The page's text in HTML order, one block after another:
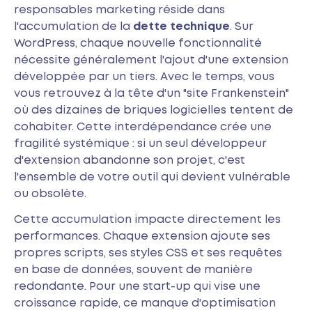
responsables marketing réside dans
l'accumulation de la dette technique. Sur
WordPress, chaque nouvelle fonctionnalité
nécessite généralement l'ajout d'une extension
développée par un tiers. Avec le temps, vous
vous retrouvez à la tête d'un "site Frankenstein"
où des dizaines de briques logicielles tentent de
cohabiter. Cette interdépendance crée une
fragilité systémique : si un seul développeur
d'extension abandonne son projet, c'est
l'ensemble de votre outil qui devient vulnérable
ou obsolète.
Cette accumulation impacte directement les
performances. Chaque extension ajoute ses
propres scripts, ses styles CSS et ses requêtes
en base de données, souvent de manière
redondante. Pour une start-up qui vise une
croissance rapide, ce manque d'optimisation